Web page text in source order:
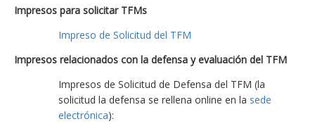
Impresos para solicitar TFMs
Impreso de Solicitud del TFM
Impresos relacionados con la defensa y evaluación del TFM
Impresos de Solicitud de Defensa del TFM (la
solicitud la defensa se rellena online en la sede
electrónica):